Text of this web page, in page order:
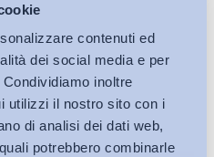
contenuti ed
dei social media e per
inoltre
utilizzi il nostro sito con i
di analisi dei dati web,
potrebbero combinarle
ricercatori
, metalmeccanico
in settori dei servizi
trovano spazio anche